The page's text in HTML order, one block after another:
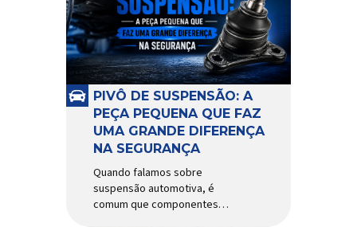
PIVÔ DE SUSPENSÃO: A
PEÇA PEQUENA QUE FAZ
UMA GRANDE DIFERENÇA
NA SEGURANÇA
Quando falamos sobre
suspensão automotiva, é
comum que componentes